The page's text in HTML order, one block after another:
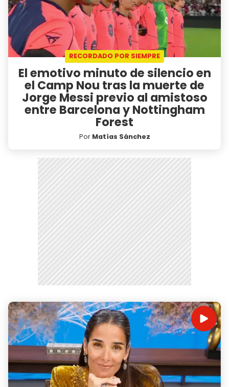
RECORDADO POR SIEMPRE
El emotivo minuto de silencio en
el Camp Nou tras la muerte de
Jorge Messi previo al amistoso
entre Barcelona y Nottingham
Forest
Por Matías Sánchez